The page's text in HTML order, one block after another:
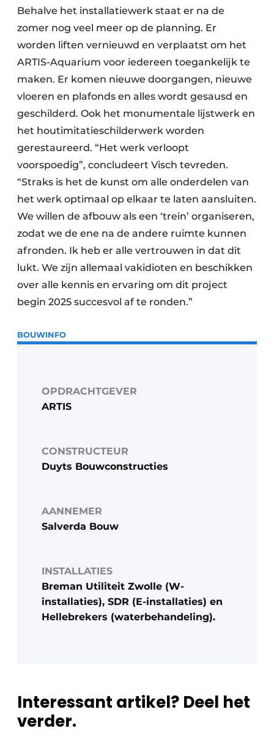
Behalve het installatiewerk staat er na de
zomer nog veel meer op de planning. Er
worden liften vernieuwd en verplaatst om het
ARTIS-Aquarium voor iedereen toegankelijk te
maken. Er komen nieuwe doorgangen, nieuwe
vloeren en plafonds en alles wordt gesausd en
geschilderd. Ook het monumentale lijstwerk en
het houtimitatieschilderwerk worden
gerestaureerd. “Het werk verloopt
voorspoedig”, concludeert Visch tevreden.
“Straks is het de kunst om alle onderdelen van
het werk optimaal op elkaar te laten aansluiten.
We willen de afbouw als een ‘trein’ organiseren,
zodat we de ene na de andere ruimte kunnen
afronden. Ik heb er alle vertrouwen in dat dit
lukt. We zijn allemaal vakidioten en beschikken
over alle kennis en ervaring om dit project
begin 2025 succesvol af te ronden.”
BOUWINFO
OPDRACHTGEVER
ARTIS
CONSTRUCTEUR
Duyts Bouwconstructies
AANNEMER
Salverda Bouw
INSTALLATIES
Breman Utiliteit Zwolle (W-
installaties), SDR (E-installaties) en
Hellebrekers (waterbehandeling).
Interessant artikel? Deel het
verder.